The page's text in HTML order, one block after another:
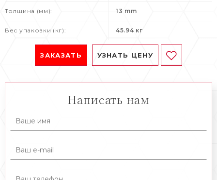
Толщина (мм): 13 mm
Вес упаковки (кг): 45.94 кг
ЗАКАЗАТЬ УЗНАТЬ ЦЕНУ
Написать нам